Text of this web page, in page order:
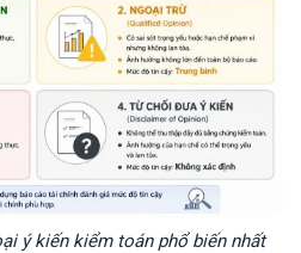
ý kiến kiểm toán phổ biến nhất